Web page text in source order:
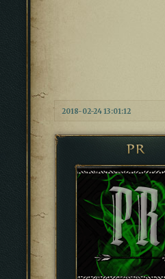
2018-02-24 13:01:12
PR